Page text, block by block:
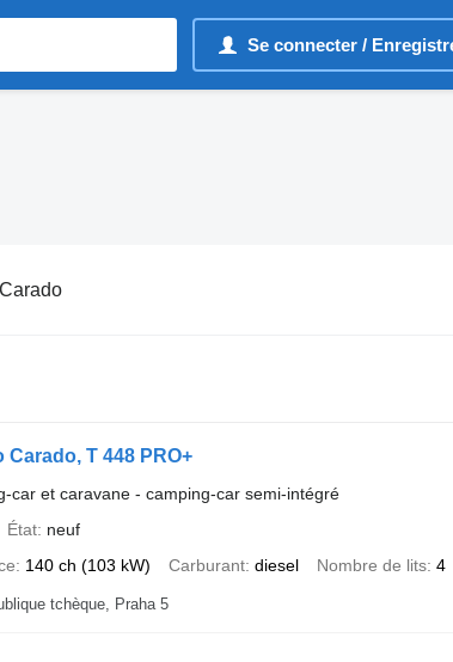
Se connecter /
Carado, T 448 PRO+
car et caravane - camping-car semi-intégré
État neuf
140 ch (103 kW) Carburant diesel Nombre de lits 4
tchèque, Praha 5